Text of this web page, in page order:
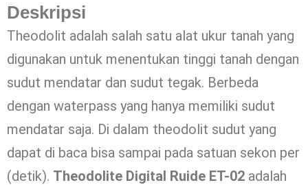
Deskripsi
Theodolit adalah salah satu alat ukur tanah yang
digunakan untuk menentukan tinggi tanah dengan
sudut mendatar dan sudut tegak. Berbeda
dengan waterpass yang hanya memiliki sudut
mendatar saja. Di dalam theodolit sudut yang
dapat di baca bisa sampai pada satuan sekon per
(detik). Theodolite Digital Ruide ET-02 adalah